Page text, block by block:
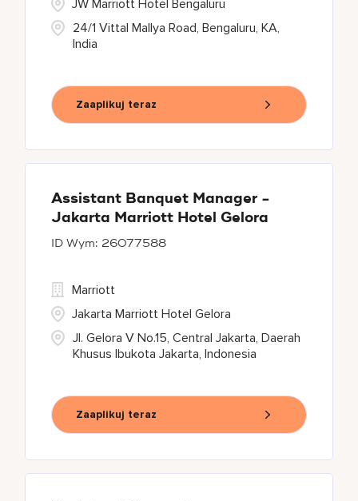
24/1 Vittal Mallya Road, Bengaluru, KA,
India
JW Marriott Hotel Bengaluru
Zaaplikuj teraz
Assistant Banquet Manager -
Jakarta Marriott Hotel Gelora
26077588
Jl. Gelora V No.15, Central Jakarta, Daerah
Khusus Ibukota Jakarta, Indonesia
Marriott
Jakarta Marriott Hotel Gelora
Zaaplikuj teraz